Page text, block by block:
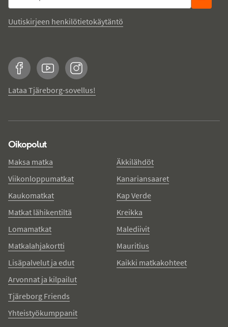
Uutiskirjeen henkilötietokäytäntö
FacebookYouTubeInstagram
Lataa Tjäreborg-sovellus!
Oikopolut
Maksa matka
Viikonloppumatkat
Kaukomatkat
Matkat lähikentiltä
Lomamatkat
Matkalahjakortti
Lisäpalvelut ja edut
Arvonnat ja kilpailut
Tjäreborg Friends
Yhteistyökumppanit
Äkkilähdöt
Kanariansaaret
Kap Verde
Kreikka
Malediivit
Mauritius
Kaikki matkakohteet